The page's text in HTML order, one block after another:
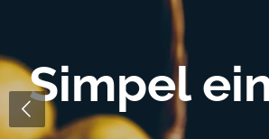
Simpel